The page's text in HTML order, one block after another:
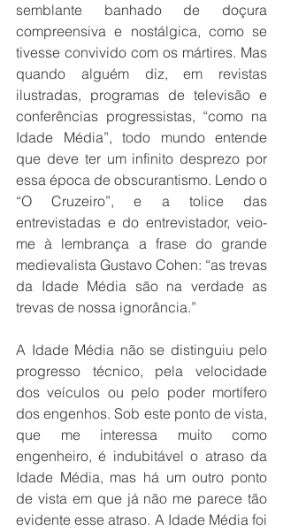
semblante banhado de doçura
compreensiva e nostálgica, como se
tivesse convivido com os mártires. Mas
quando alguém diz, em revistas
ilustradas, programas de televisão e
conferências progressistas, “como na
Idade Média”, todo mundo entende
que deve ter um infinito desprezo por
essa época de obscurantismo. Lendo o
“O Cruzeiro”, e a tolice das
entrevistadas e do entrevistador, veio-
me à lembrança a frase do grande
medievalista Gustavo Cohen: “as trevas
da Idade Média são na verdade as
trevas de nossa ignorância.”
A Idade Média não se distinguiu pelo
progresso técnico, pela velocidade
dos veículos ou pelo poder mortífero
dos engenhos. Sob este ponto de vista,
que me interessa muito como
engenheiro, é indubitável o atraso da
Idade Média, mas há um outro ponto
de vista em que já não me parece tão
evidente esse atraso. A Idade Média foi